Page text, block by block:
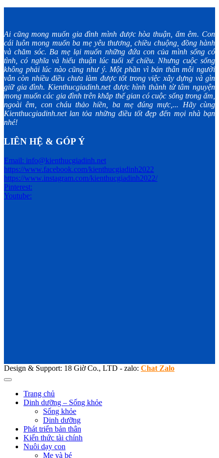
Ai cũng mong muốn gia đình mình được hòa thuận, ấm êm. Con
cái luôn mong muốn ba mẹ yêu thương, chiều chuộng, đồng hành
và chăm sóc. Ba mẹ lại muốn những đứa con của mình sống có
tình, có nghĩa và hiếu thuận lúc tuổi xế chiều. Nhưng cuộc sống
không phải lúc nào cũng như ý. Một phần vì bản thân mỗi người
vẫn còn nhiều điều chưa làm được tốt trong việc xây dựng và gìn
giữ gia đình. Kienthucgiadinh.net được hình thành từ tâm nguyện
mong muốn các gia đình trên khắp thế gian có cuộc sống trong ấm,
ngoài êm, con cháu thảo hiền, ba mẹ đúng mực,... Hãy cùng
Kienthucgiadinh.net lan tỏa những điều tốt đẹp đến mọi nhà bạn
nhé!
LIÊN HỆ & GÓP Ý
Email: info@kienthucgiadinh.net
https://www.facebook.com/kienthucgiadinh2022
https://www.instagram.com/kienthucgiadinh2022/
Pinterest:
Youtube:
Design & Support: 18 Giờ Co., LTD - zalo: Chat Zalo
Trang chủ
Dinh dưỡng – Sống khỏe
Sống khỏe
Dinh dưỡng
Phát triển bản thân
Kiến thức tài chính
Nuôi dạy con
Mẹ và bé